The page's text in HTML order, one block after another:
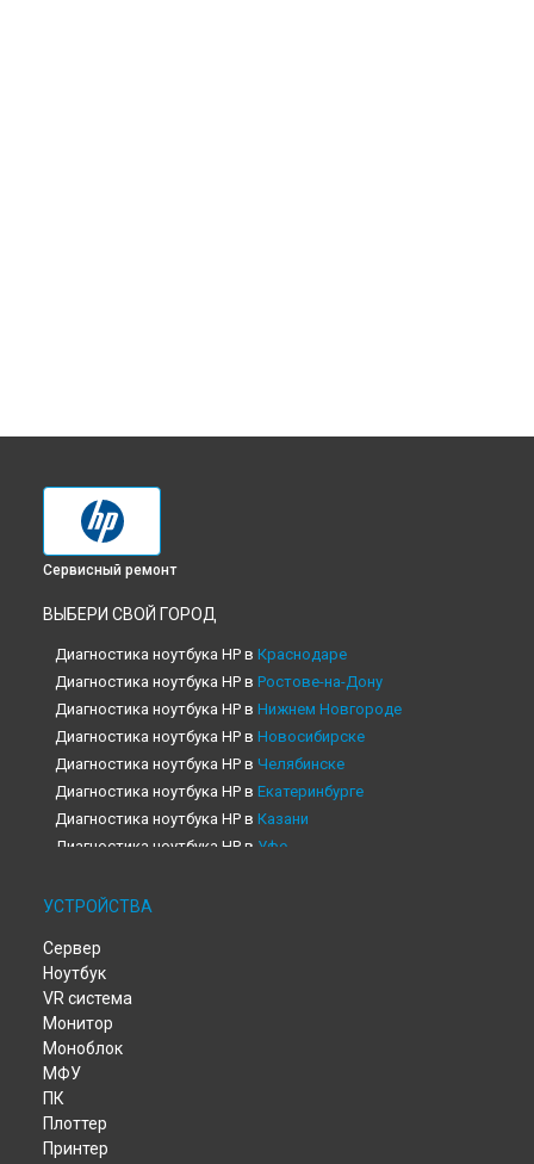
Сервисный ремонт
ВЫБЕРИ СВОЙ ГОРОД
Диагностика ноутбука HP в Краснодаре
Диагностика ноутбука HP в Ростове-на-Дону
Диагностика ноутбука HP в Нижнем Новгороде
Диагностика ноутбука HP в Новосибирске
Диагностика ноутбука HP в Челябинске
Диагностика ноутбука HP в Екатеринбурге
Диагностика ноутбука HP в Казани
Диагностика ноутбука HP в Уфе
Диагностика ноутбука HP в
Диагностика ноутбука HP в
Диагностика ноутбука HP в
Диагностика ноутбука HP в
Диагностика ноутбука HP в
Диагностика ноутбука HP в
Диагностика ноутбука HP в
Диагностика ноутбука HP в
УСТРОЙСТВА
Сервер
Ноутбук
VR система
Монитор
Моноблок
МФУ
ПК
Плоттер
Принтер